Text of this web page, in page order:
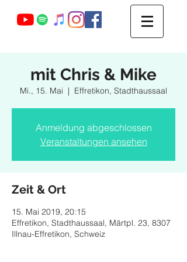
Webmaster Login
mit Chris & Mike
Mi., 15. Mai
  |
Effretikon, Stadthaussaal
Anmeldung abgeschlossen
Veranstaltungen ansehen
Zeit & Ort
15. Mai 2019, 20:15
Effretikon, Stadthaussaal, Märtpl. 23, 8307
Illnau-Effretikon, Schweiz